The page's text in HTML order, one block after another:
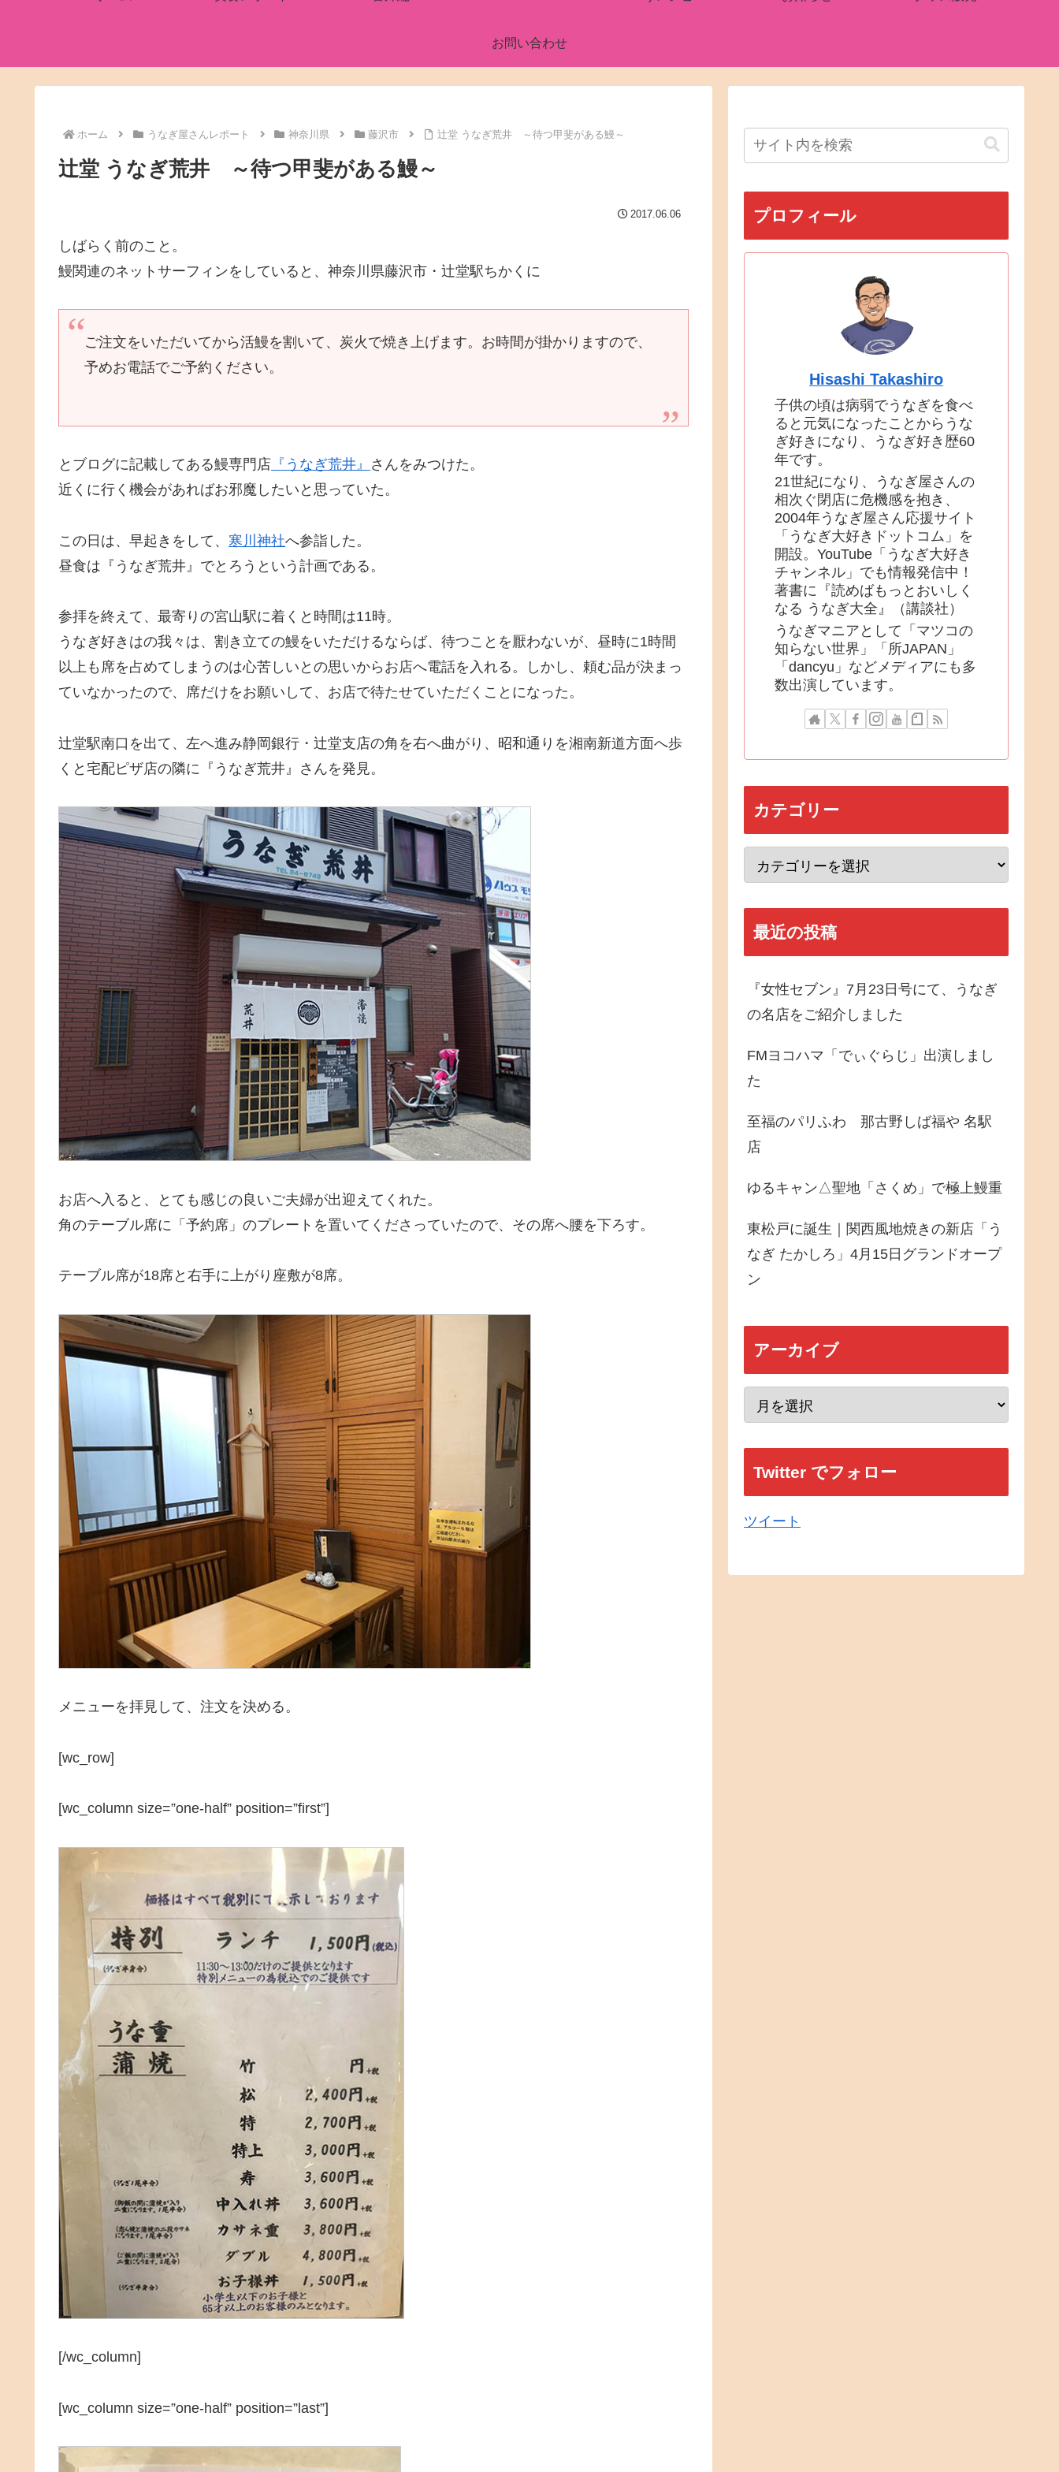
お問い合わせ
ホーム うなぎ屋さんレポート 神奈川県 藤沢市 辻堂 うなぎ荒井 ～待つ甲斐がある鰻～
辻堂 うなぎ荒井 ～待つ甲斐がある鰻～
2017.06.06
しばらく前のこと。
鰻関連のネットサーフィンをしていると、神奈川県藤沢市・辻堂駅ちかくに
ご注文をいただいてから活鰻を割いて、炭火で焼き上げます。お時間が掛かりますので、
予めお電話でご予約ください。
とブログに記載してある鰻専門店 『うなぎ荒井』 さんをみつけた。
近くに行く機会があればお邪魔したいと思っていた。
この日は、早起きをして、 寒川神社へ参詣した。
昼食は『うなぎ荒井』でとろうという計画である。
参拝を終えて、最寄りの宮山駅に着くと時間は11時。
うなぎ好きはの我々は、割き立ての鰻をいただけるならば、待つことを厭わないが、昼時に1時間
以上も席を占めてしまうのは心苦しいとの思いからお店へ電話を入れる。しかし、頼む品が決まっ
ていなかったので、席だけをお願いして、お店で待たせていただくことになった。
辻堂駅南口を出て、左へ進み静岡銀行・辻堂支店の角を右へ曲がり、昭和通りを湘南新道方面へ歩
くと宅配ピザ店の隣に『うなぎ荒井』さんを発見。
お店へ入ると、とても感じの良いご夫婦が出迎えてくれた。
角のテーブル席に「予約席」のプレートを置いてくださっていたので、その席へ腰を下ろす。
テーブル席が18席と右手に上がり座敷が8席。
メニューを拝見して、注文を決める。
[wc_row]
[wc_column size=”one-half” position=”first”]
[/wc_column]
[wc_column size=”one-half” position=”last”]
プロフィール
Hisashi Takashiro
子供の頃は病弱でうなぎを食べ
ると元気になったことからうな
ぎ好きになり、うなぎ好き歴60
年です。
21世紀になり、うなぎ屋さんの
相次ぐ閉店に危機感を抱き、
2004年うなぎ屋さん応援サイト
「うなぎ大好きドットコム」を
開設。YouTube「うなぎ大好き
チャンネル」でも情報発信中！
著書に『読めばもっとおいしく
なる うなぎ大全』（講談社）
うなぎマニアとして「マツコの
知らない世界」「所JAPAN」
「dancyu」などメディアにも多
数出演しています。
カテゴリー
最近の投稿
『女性セブン』7月23日号にて、うなぎ
の名店をご紹介しました
FMヨコハマ「でぃぐらじ」出演しまし
た
至福のパリふわ 那古野しば福や 名駅
店
ゆるキャン△聖地「さくめ」で極上鰻重
東松戸に誕生｜関西風地焼きの新店「う
なぎ たかしろ」4月15日グランドオープ
ン
アーカイブ
Twitter でフォロー
ツイート